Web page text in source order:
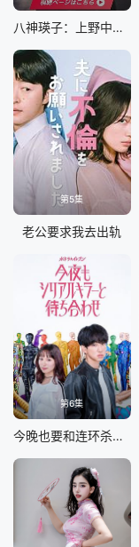
八神瑛子：上野中央署组织犯罪对策课
第5集
老公要求我去出轨
第6集
今晚也要和连环杀手约会